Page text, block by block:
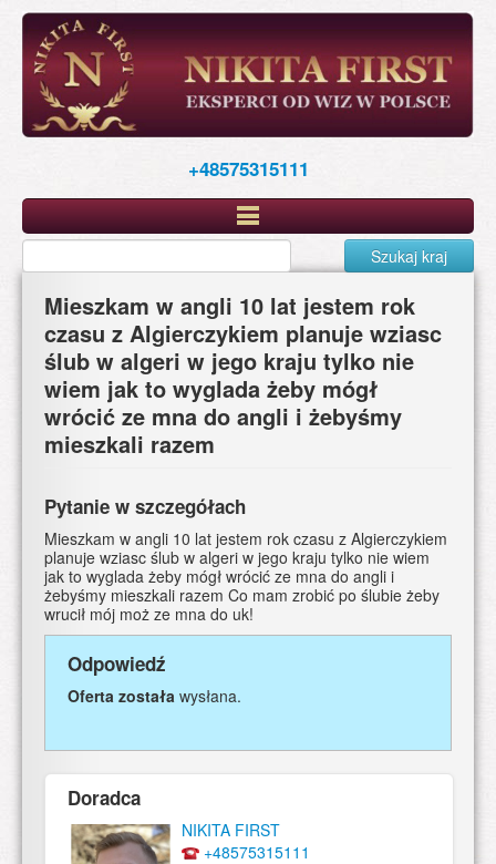
Skip
main
content
+48575315111
Szukaj kraj
Mieszkam w angli 10 lat jestem rok
czasu z Algierczykiem planuje wziasc
ślub w algeri w jego kraju tylko nie
wiem jak to wyglada żeby mógł
wrócić ze mna do angli i żebyśmy
mieszkali razem
Pytanie w szczegółach
Mieszkam w angli 10 lat jestem rok czasu z Algierczykiem
planuje wziasc ślub w algeri w jego kraju tylko nie wiem
jak to wyglada żeby mógł wrócić ze mna do angli i
żebyśmy mieszkali razem Co mam zrobić po ślubie żeby
wrucił mój moż ze mna do uk!
Odpowiedź
Oferta została wysłana.
Doradca
NIKITA FIRST
+48575315111